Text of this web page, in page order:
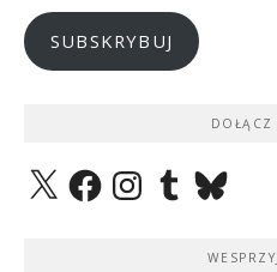
SUBSKRYBUJ
DOŁĄCZ
X FacebookInstagramTumblrBluesky